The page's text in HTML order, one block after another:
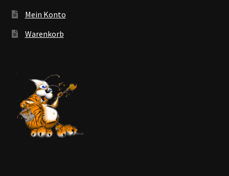
Mein Konto
Warenkorb